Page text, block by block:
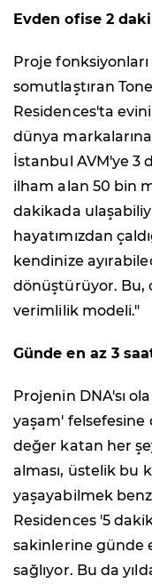
Evden ofise 2
Proje
somutlaştıran
Residences'ta
dünya
İstanbul AVM'ye 3
ilham alan 50 bin
dakikada
hayatımızdan
kendinize
dönüştürüyor. Bu,
verimlilik modeli."
Günde en az 3
Projenin DNA'sı
yaşam' felsefesine
değer katan her
alması, üstelik bu
yaşayabilmek
Residences '5
sakinlerine günde
sağlıyor. Bu da